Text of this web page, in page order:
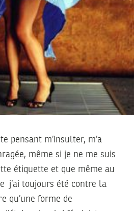
pensant m’insulter, m’a
même si je ne me suis
étiquette et que même au
j’ai toujours été contre la
qu’une forme de